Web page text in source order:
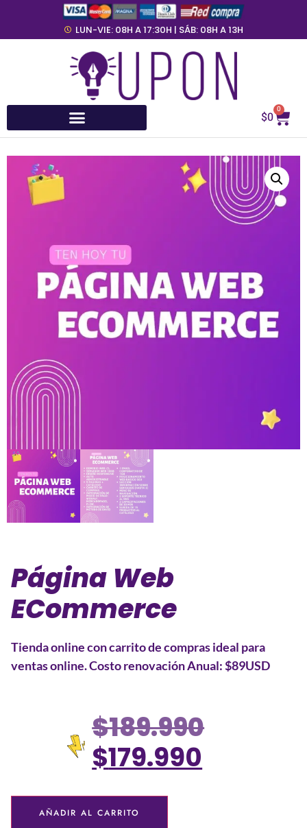
LUN-VIE: 08H A 17:30H | SÁB: 08H A 13H
$0 0
Página Web
ECommerce
Tienda online con carrito de compras ideal para
ventas online. Costo renovación Anual: $89USD
$189.990
$179.990
AÑADIR AL CARRITO